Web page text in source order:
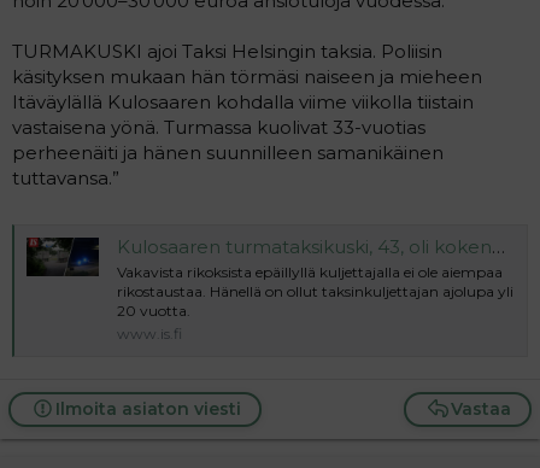
TURMAKUSKI ajoi Taksi Helsingin taksia. Poliisin
käsityksen mukaan hän törmäsi naiseen ja mieheen
Itäväylällä Kulosaaren kohdalla viime viikolla tiistain
vastaisena yönä. Turmassa kuolivat 33-vuotias
perheenäiti ja hänen suunnilleen samanikäinen
tuttavansa.”
Kulosaaren turmataksikuski, 43, oli kokenut kuljettaja – tämä kaikki hänestä tiedetään
Vakavista rikoksista epäillyllä kuljettajalla ei ole aiempaa
rikostaustaa. Hänellä on ollut taksinkuljettajan ajolupa yli
20 vuotta.
www.is.fi
Vastaa
Ilmoita asiaton viesti